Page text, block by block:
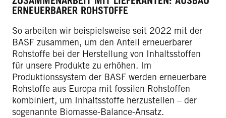
ERNEUERBARER ROHSTOFFE
So arbeiten wir beispielsweise seit 2022 mit der
BASF zusammen, um den Anteil erneuerbarer
Rohstoffe bei der Herstellung von Inhaltsstoffen
für unsere Produkte zu erhöhen. Im
Produktionssystem der BASF werden erneuerbare
Rohstoffe aus Europa mit fossilen Rohstoffen
kombiniert, um Inhaltsstoffe herzustellen – der
sogenannte Biomasse-Balance-Ansatz.